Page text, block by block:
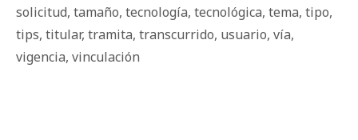
solicitud, tamaño, tecnología, tecnológica, tema, tipo,
tips, titular, tramita, transcurrido, usuario, vía,
vigencia, vinculación